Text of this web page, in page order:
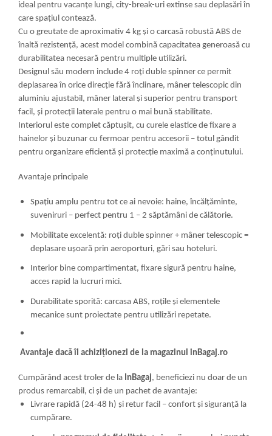
ideal pentru vacanţe lungi, city-break-uri extinse sau deplasări în
care spaţiul contează.
Cu o greutate de aproximativ 4 kg şi o carcasă robustă ABS de
înaltă rezistenţă, acest model combină capacitatea generoasă cu
durabilitatea necesară pentru multiple utilizări.
Designul său modern include 4 roți duble spinner ce permit
deplasarea în orice direcţie fără înclinare, mâner telescopic din
aluminiu ajustabil, mâner lateral şi superior pentru transport
facil, şi protecţii laterale pentru o mai bună stabilitate.
Interiorul este complet căptușit, cu curele elastice de fixare a
hainelor şi buzunar cu fermoar pentru accesorii – totul gândit
pentru organizare eficientă şi protecţie maximă a conţinutului.
Avantaje principale
Spațiu amplu pentru tot ce ai nevoie: haine, încălțăminte,
suveniruri – perfect pentru 1 – 2 săptămâni de călătorie.
Mobilitate excelentă: roți duble spinner + mâner telescopic =
deplasare ușoară prin aeroporturi, gări sau hoteluri.
Interior bine compartimentat, fixare sigură pentru haine,
acces rapid la lucruri mici.
Durabilitate sporită: carcasa ABS, roțile și elementele
mecanice sunt proiectate pentru utilizări repetate.
Avantaje dacă îl achiziționezi de la magazinul inBagaj.ro
Cumpărând acest troler de la InBagaj, beneficiezi nu doar de un
produs remarcabil, ci şi de un pachet de avantaje:
Livrare rapidă (24-48 h) și retur facil – confort și siguranţă la
cumpărare.